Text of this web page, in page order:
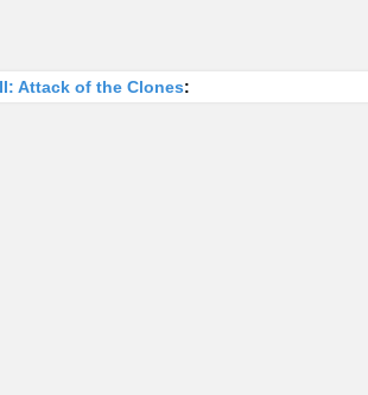
Attack of the Clones: